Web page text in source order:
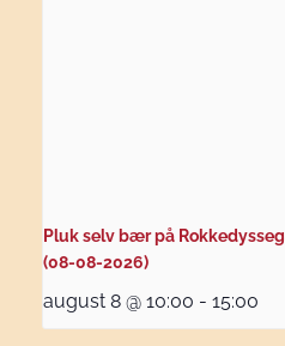
Pluk selv bær på
(08-08-2026)
august 8 @ 10:00 - 15:00